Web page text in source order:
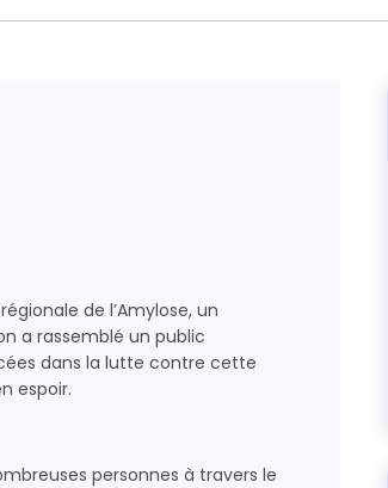
de l’Amylose, un
a rassemblé un public
dans la lutte contre cette
espoir.
personnes à travers le